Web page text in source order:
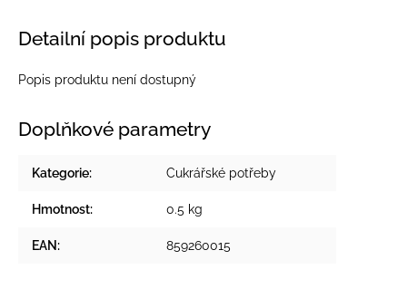
Detailní popis produktu
Popis produktu není dostupný
Doplňkové parametry
Kategorie: Cukrářské potřeby
Hmotnost: 0.5 kg
EAN: 859260015